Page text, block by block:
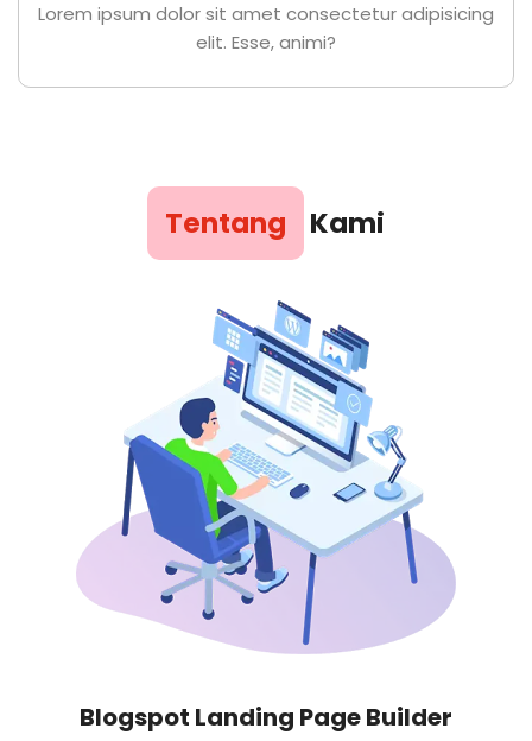
Lorem ipsum dolor sit amet consectetur adipisicing
elit. Esse, animi?
Tentang Kami
Blogspot Landing Page Builder